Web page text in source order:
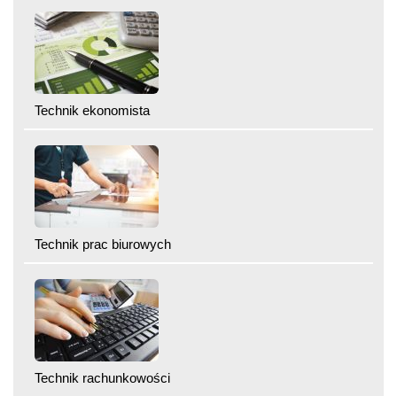
Technik ekonomista
Technik prac biurowych
Technik rachunkowości